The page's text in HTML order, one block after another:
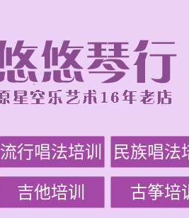
流行唱法培训 民族唱法
吉他培训 古筝培